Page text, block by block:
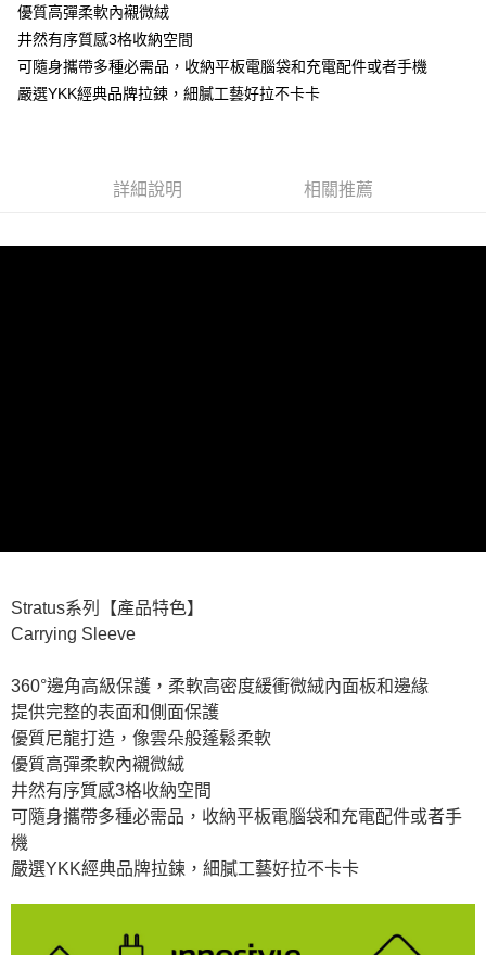
台灣樂天信用卡公司
運送方式
廠商自送宅配免運
優質高彈柔軟內襯微絨
井然有序質感3格收納空間
可隨身攜帶多種必需品，收納平板電腦袋和充電配件或者手機
嚴選YKK經典品牌拉鍊，細膩工藝好拉不卡卡
詳細說明 相關推薦
Stratus系列【產品特色】
Carrying Sleeve
360°邊角高級保護，柔軟高密度緩衝微絨內面板和邊緣
提供完整的表面和側面保護
優質尼龍打造，像雲朵般蓬鬆柔軟
優質高彈柔軟內襯微絨
井然有序質感3格收納空間
可隨身攜帶多種必需品，收納平板電腦袋和充電配件或者手
機
嚴選YKK經典品牌拉鍊，細膩工藝好拉不卡卡